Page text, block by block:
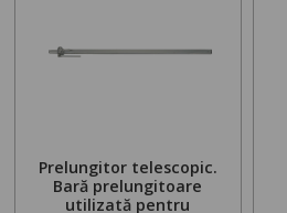
Prelungitor telescopic.
Bară prelungitoare
utilizată pentru